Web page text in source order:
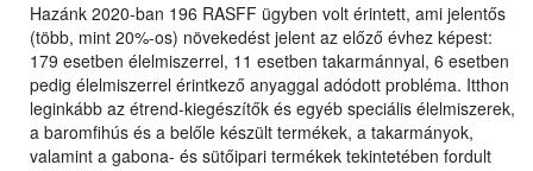
Hazánk 2020-ban 196 RASFF ügyben volt érintett, ami jelentős
(több, mint 20%-os) növekedést jelent az előző évhez képest:
179 esetben élelmiszerrel, 11 esetben takarmánnyal, 6 esetben
pedig élelmiszerrel érintkező anyaggal adódott probléma. Itthon
leginkább az étrend-kiegészítők és egyéb speciális élelmiszerek,
a baromfihús és a belőle készült termékek, a takarmányok,
valamint a gabona- és sütőipari termékek tekintetében fordult